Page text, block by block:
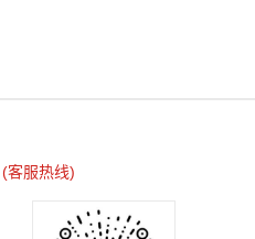
(客服热线)